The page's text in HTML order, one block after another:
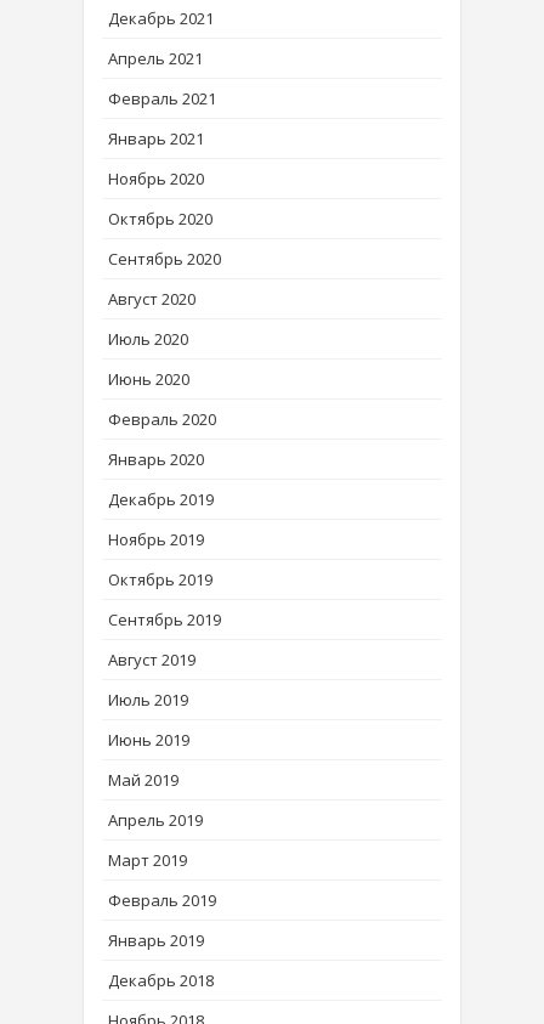
Декабрь 2021
Апрель 2021
Февраль 2021
Январь 2021
Ноябрь 2020
Октябрь 2020
Сентябрь 2020
Август 2020
Июль 2020
Июнь 2020
Февраль 2020
Январь 2020
Декабрь 2019
Ноябрь 2019
Октябрь 2019
Сентябрь 2019
Август 2019
Июль 2019
Июнь 2019
Май 2019
Апрель 2019
Март 2019
Февраль 2019
Январь 2019
Декабрь 2018